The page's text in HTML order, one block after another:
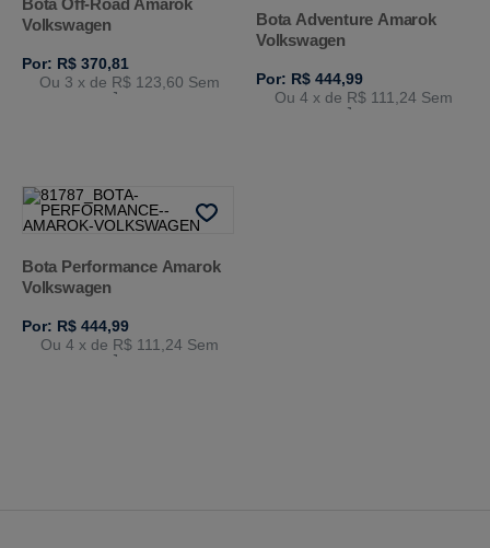
Bota Off-Road Amarok
Volkswagen
Por: R$ 370,81
Ou 3 x de R$ 123,60 Sem
Juros
Bota Adventure Amarok
Volkswagen
Por: R$ 444,99
Ou 4 x de R$ 111,24 Sem
Juros
Bota Performance Amarok
Volkswagen
Por: R$ 444,99
Ou 4 x de R$ 111,24 Sem
Juros